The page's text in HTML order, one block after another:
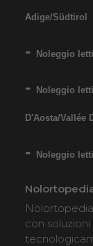
Adige/Südtirol
Noleggio
Noleggio
D'Aosta/Vallée
Noleggio
con